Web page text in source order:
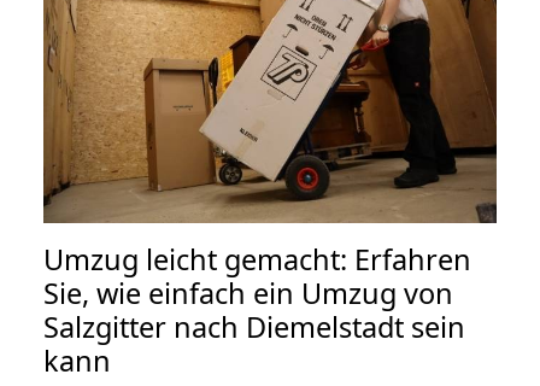
Umzug leicht gemacht: Erfahren
Sie, wie einfach ein Umzug von
Salzgitter nach Diemelstadt sein
kann